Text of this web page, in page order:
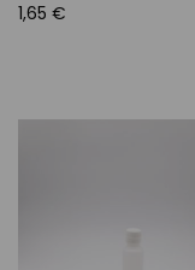
1,65 €